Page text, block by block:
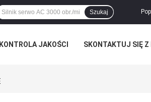
Szukaj
KONTROLA JAKOŚCI SKONTAKTUJ SIĘ Z